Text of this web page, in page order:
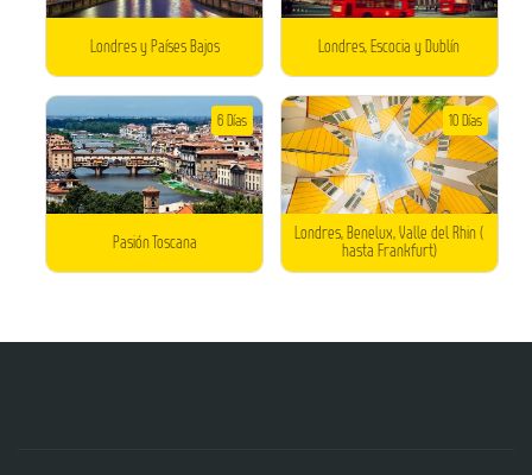
Londres y Países Bajos Londres, Escocia y Dublín
Pasión Toscana
6 Días
Londres, Benelux, Valle del Rhin (
hasta Frankfurt)
10 Días